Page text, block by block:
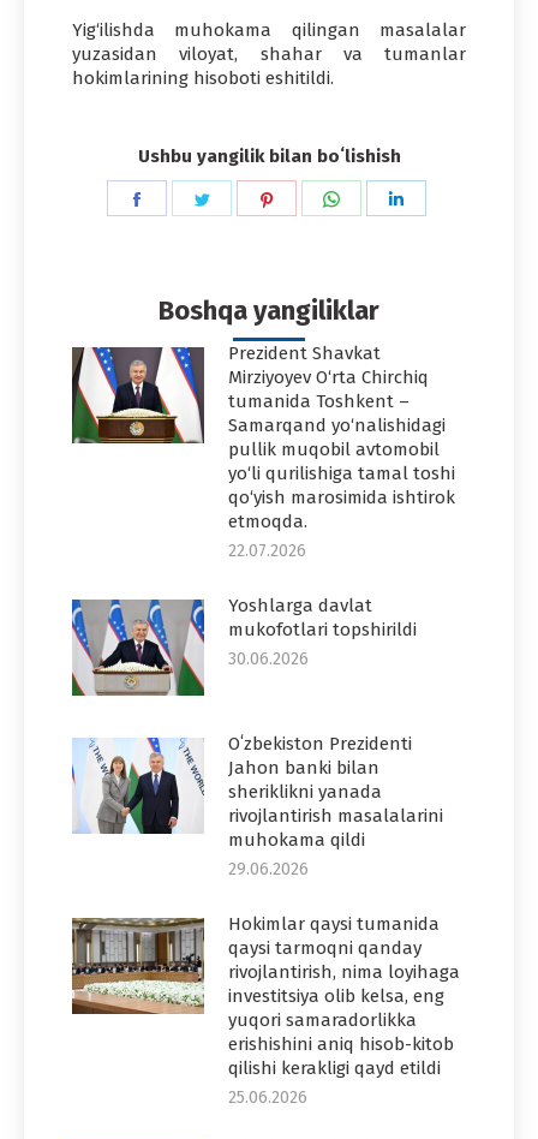
Yig‘ilishda muhokama qilingan masalalar
yuzasidan viloyat, shahar va tumanlar
hokimlarining hisoboti eshitildi.
Ushbu yangilik bilan boʻlishish
Share
Share
Share
Share
Boshqa yangiliklar
Prezident Shavkat
Mirziyoyev O‘rta Chirchiq
tumanida Toshkent –
Samarqand yo‘nalishidagi
pullik muqobil avtomobil
yo‘li qurilishiga tamal toshi
qo‘yish marosimida ishtirok
etmoqda.
22.07.2026
Yoshlarga davlat
mukofotlari topshirildi
30.06.2026
Oʻzbekiston Prezidenti
Jahon banki bilan
sheriklikni yanada
rivojlantirish masalalarini
muhokama qildi
29.06.2026
Hokimlar qaysi tumanida
qaysi tarmoqni qanday
rivojlantirish, nima loyihaga
investitsiya olib kelsa, eng
yuqori samaradorlikka
erishishini aniq hisob-kitob
qilishi kerakligi qayd etildi
25.06.2026